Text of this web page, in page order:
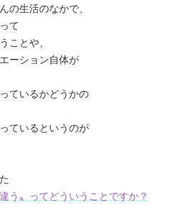
の生活のなかで、
て
ことや、
ーション自体が
ているかどうかの
ているというのが
う〟ってどういうことですか？